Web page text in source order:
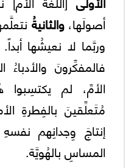
أصولَها،والثانيةُ
وربَّما لا نعيشُها
فالمفكِّرونَ والأدباءُ
الأمِّ، لم
مُتَعلِّقينَ بالفِطرةِ
إنتاجَ وِجدانِهم
المساسِ بالهُويَّة.